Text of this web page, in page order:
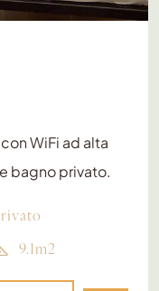
WiFi ad alta
bagno privato.
9.1m2